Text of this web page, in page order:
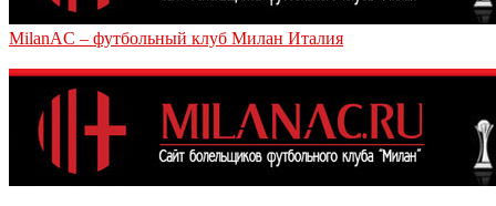
MilanAC – футбольный клуб Милан Италия